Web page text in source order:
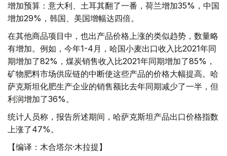
增加预算：意大利、土耳其翻了一番，荷兰增加35%，中国
增加29%，韩国、美国增幅达四倍。
在其他商品项目中，也出产品价格上涨的类似趋势，数量略
有增加。例如，今年1-4月，哈国小麦出口收入比2021年同
期增加了82%，煤炭销售收入比2021年同期增加了85%，
矿物肥料市场供应链的中断使这些产品的价格大幅提高。哈
萨克斯坦化肥生产企业的销售额比去年同期减少了一半，但
利润增加了36%。
统计人员称，报告所述期间，哈萨克斯坦产品出口价格指数
上涨了47%。
【编译：木合塔尔·木拉提】